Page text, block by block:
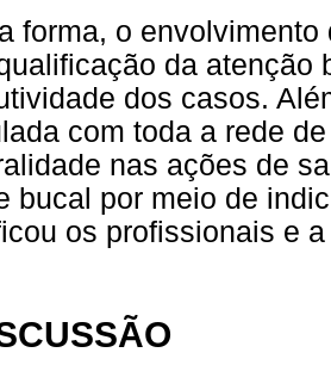
forma, o
da atenção
dos casos.
com toda a rede
nas ações de
bucal por meio de
os profissionais e